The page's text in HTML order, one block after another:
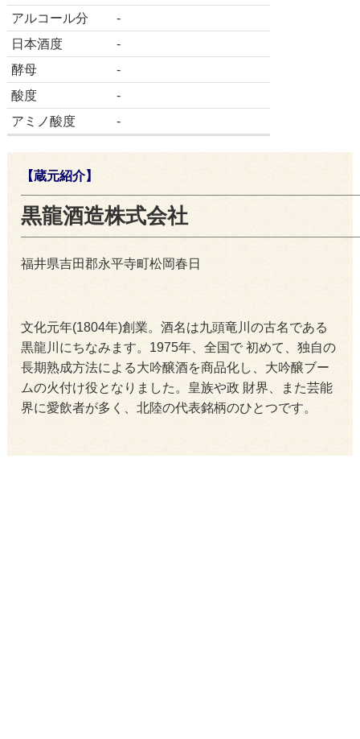
アルコール分
-
日本酒度
-
酵母
-
酸度
-
アミノ酸度
-
【蔵元紹介】
黒龍酒造株式会社
福井県吉田郡永平寺町松岡春日
文化元年(1804年)創業。酒名は九頭竜川の古名である
黒龍川にちなみます。1975年、全国で 初めて、独自の
長期熟成方法による大吟醸酒を商品化し、大吟醸ブー
ムの火付け役となりました。皇族や政 財界、また芸能
界に愛飲者が多く、北陸の代表銘柄のひとつです。